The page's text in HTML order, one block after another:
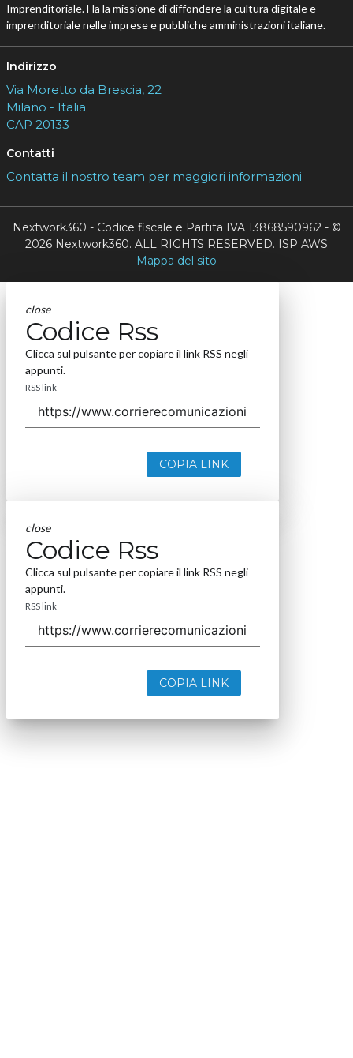
Imprenditoriale. Ha la missione di diffondere la cultura digitale e
imprenditoriale nelle imprese e pubbliche amministrazioni italiane.
Indirizzo
Via Moretto da Brescia, 22
Milano - Italia
CAP 20133
Contatti
Contatta il nostro team per maggiori informazioni
Nextwork360 - Codice fiscale e Partita IVA 13868590962 - ©
2026 Nextwork360. ALL RIGHTS RESERVED. ISP AWS
Mappa del sito
close
Codice Rss
Clicca sul pulsante per copiare il link RSS negli
appunti.
RSS link
COPIA LINK
close
Codice Rss
Clicca sul pulsante per copiare il link RSS negli
appunti.
RSS link
COPIA LINK